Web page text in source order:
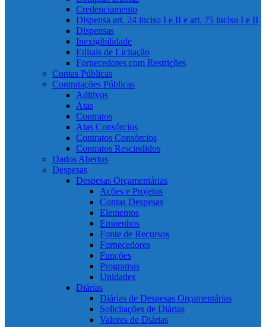
Credenciamento
Dispensa art. 24 inciso I e II e art. 75 inciso I e II
Dispensas
Inexigibilidade
Editais de Licitação
Fornecedores com Restrições
Contas Públicas
Contratações Públicas
Aditivos
Atas
Contratos
Atas Consórcios
Contratos Consórcios
Contratos Rescindidos
Dados Abertos
Despesas
Despesas Orçamentárias
Ações e Projetos
Contas Despesas
Elementos
Empenhos
Fonte de Recursos
Fornecedores
Funções
Programas
Unidades
Diárias
Diárias de Despesas Orçamentárias
Solicitações de Diárias
Valores de Diárias